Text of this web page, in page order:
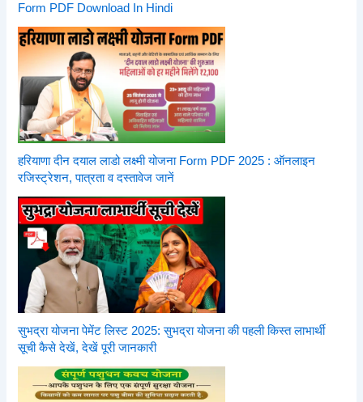
Form PDF Download In Hindi
हरियाणा दीन दयाल लाडो लक्ष्मी योजना Form PDF 2025 : ऑनलाइन
रजिस्ट्रेशन, पात्रता व दस्तावेज जानें
सुभद्रा योजना पेमेंट लिस्ट 2025: सुभद्रा योजना की पहली किस्त लाभार्थी
सूची कैसे देखें, देखें पूरी जानकारी